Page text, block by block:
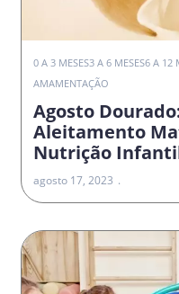
0 A 3 MESES3 A 6 MESES6 A 12
AMAMENTAÇÃO
Agosto
Aleitamento
Nutrição
agosto 17, 2023